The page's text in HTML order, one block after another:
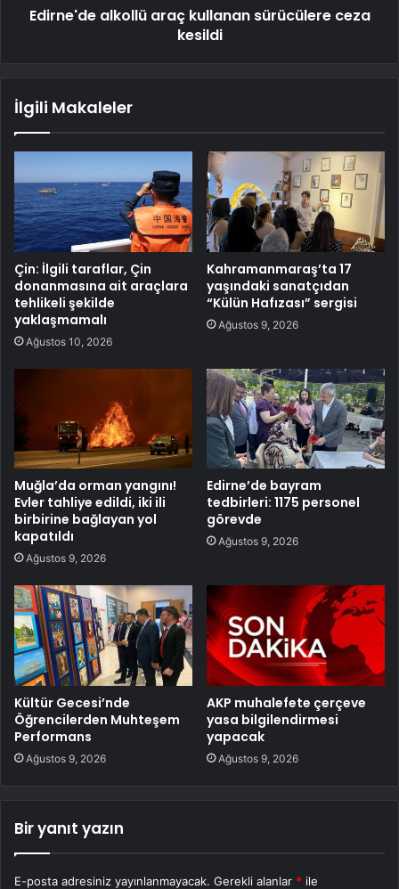
Edirne'de alkollü araç kullanan sürücülere ceza
kesildi
İlgili Makaleler
Çin: İlgili taraflar, Çin
donanmasına ait araçlara
tehlikeli şekilde
yaklaşmamalı
Ağustos 10, 2026
Kahramanmaraş’ta 17
yaşındaki sanatçıdan
“Külün Hafızası” sergisi
Ağustos 9, 2026
Muğla’da orman yangını!
Evler tahliye edildi, iki ili
birbirine bağlayan yol
kapatıldı
Ağustos 9, 2026
Edirne’de bayram
tedbirleri: 1175 personel
görevde
Ağustos 9, 2026
Kültür Gecesi’nde
Öğrencilerden Muhteşem
Performans
Ağustos 9, 2026
AKP muhalefete çerçeve
yasa bilgilendirmesi
yapacak
Ağustos 9, 2026
Bir yanıt yazın
E-posta adresiniz yayınlanmayacak. Gerekli alanlar * ile